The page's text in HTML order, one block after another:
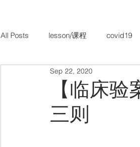
All Posts lesson/课程 covid19
TCM Paediatrics/ 儿科
【临床
三则
Sep 22, 2020